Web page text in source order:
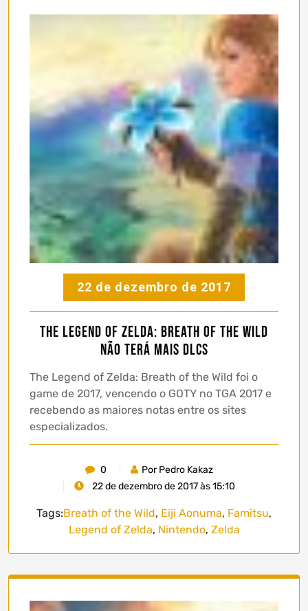
22 de dezembro de 2017
The Legend of Zelda: Breath of the Wild
não terá mais DLCs
The Legend of Zelda: Breath of the Wild foi o
game de 2017, vencendo o GOTY no TGA 2017 e
recebendo as maiores notas entre os sites
especializados.
0
Por Pedro Kakaz
22 de dezembro de 2017 às 15:10
Tags:Breath of the Wild, Eiji Aonuma, Famitsu,
Legend of Zelda, Nintendo, Zelda